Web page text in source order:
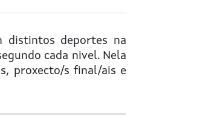
distintos deportes na
cada nivel. Nela
proxecto/s final/ais e